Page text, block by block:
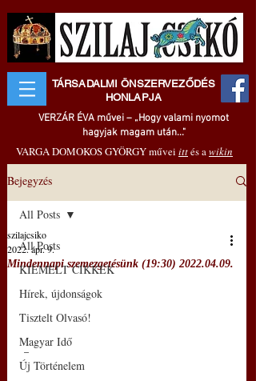
TÁRSADALMI ÖNSZERVEZŐDÉS
HONLAPJA
VERZÁR ÉVA művei – „Hogy valami nyomot
hagyjak magam után..."
VARGA DOMOKOS GYÖRGY művei ittés awikin
Bejegyzés
All Posts
KIEMELT CIKKEK
Hírek, újdonságok
Tisztelt Olvasó!
Magyar Idő
Új Történelem
All Posts
Mindennapi szemezgetésünk (19:30) 2022.04.09.
szilajcsiko
2022. ápr. 9.
–